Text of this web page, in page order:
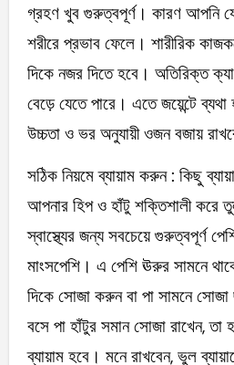
গ্রহণ খুব গুরুত্বপূর্ণ। কারণ আপনি
শরীরে প্রভাব ফেলে। শারীরিক
দিকে নজর দিতে হবে। অতিরিক্ত
বেড়ে যেতে পারে। এতে জয়েন্টে
উচ্চতা ও ভর অনুযায়ী ওজন বজায়
সঠিক নিয়মে ব্যায়াম করুন : কিছু
আপনার হিপ ও হাঁটু শক্তিশালী করে
স্বাস্থ্যের জন্য সবচেয়ে গুরুত্বপূর্ণ
মাংসপেশি। এ পেশি ঊরুর সামনে
দিকে সোজা করুন বা পা সামনে সোজা
বসে পা হাঁটুর সমান সোজা রাখেন, তা
ব্যায়াম হবে। মনে রাখবেন, ভুল